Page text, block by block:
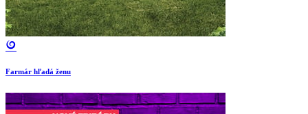
Farmár hľadá ženu